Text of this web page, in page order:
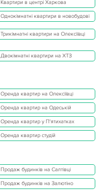
Квартири в центрі Харкова
Однокімнатні квартири в новобудові
Трикімнатні квартири на Олексіївці
Двокімнатні квартири на ХТЗ
Оренда квартир на Олексіївці
Оренда квартир на Одеській
Оренда квартир у П'ятихатках
Оренда квартир студій
Продаж будинків на Салтівці
Продаж будинків на Залютіно